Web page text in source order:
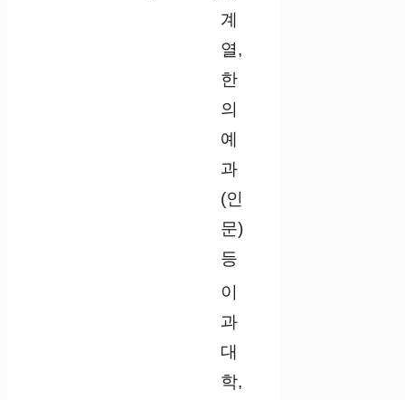
계
열,
한
의
예
과
(인
문)
등
이
과
대
학,